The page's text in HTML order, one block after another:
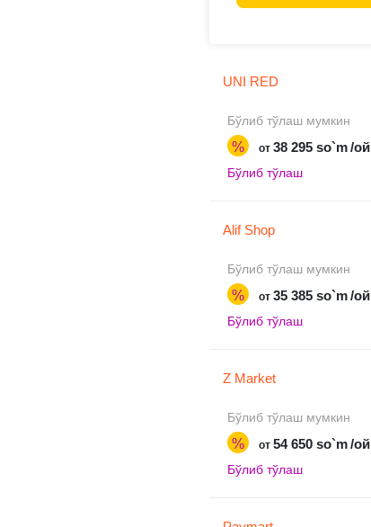
UNI RED
Бўлиб тўлаш мумкин
% от 38 295 so`m /ой
Бўлиб тўлаш
Alif Shop
Бўлиб тўлаш мумкин
% от 35 385 so`m /ой
Бўлиб тўлаш
Z Market
Бўлиб тўлаш мумкин
% от 54 650 so`m /ой
Бўлиб тўлаш